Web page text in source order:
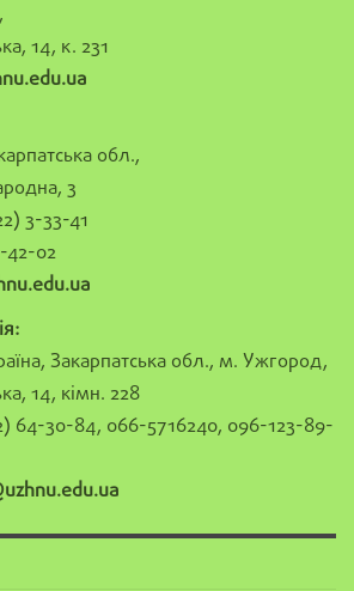
14, к. 231
обл.,
3
3-33-41
42-02
Закарпатська обл., м. Ужгород,
14, кімн. 228
64-30-84, 066-5716240, 096-123-89-